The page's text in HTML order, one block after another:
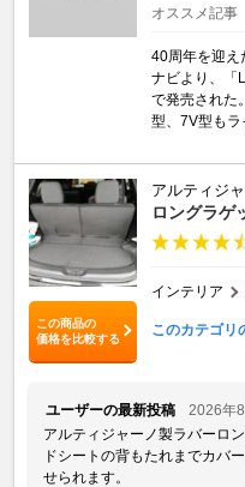
オススメ記事
40周年を迎え
ナビより、「
で発売された
型、7V型もラ
この商品の
価格を比較する
アルティジ
ロングラゲ
インテリア
このカテゴリ
ユーザーの最新投稿
2026年
アルティジャーノ製ラバーロ
ドシートの背もたれまでカバ
せられます。